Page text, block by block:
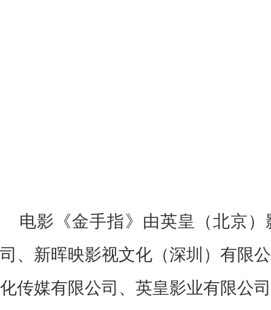
电影《金手指》由英皇（北京
司、新晖映影视文化（深圳）有限
化传媒有限公司、英皇影业有限公